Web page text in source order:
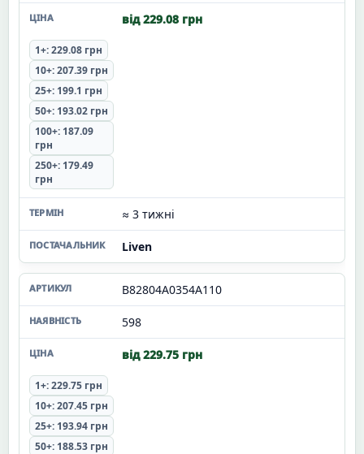
від 229.08 грн
1+: 229.08 грн
10+: 207.39 грн
25+: 199.1 грн
50+: 193.02 грн
100+: 187.09
грн
250+: 179.49
грн
≈ 3 тижні
Liven
B82804A0354A110
598
від 229.75 грн
1+: 229.75 грн
10+: 207.45 грн
25+: 193.94 грн
50+: 188.53 грн